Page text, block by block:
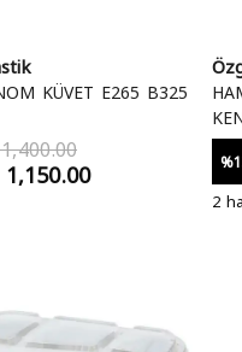
KÜVET E265 B325
%
2